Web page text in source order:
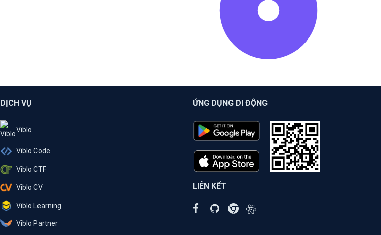
DỊCH VỤ
Viblo
Viblo Code
Viblo CTF
Viblo CV
Viblo Learning
Viblo Partner
ỨNG DỤNG DI ĐỘNG
LIÊN KẾT